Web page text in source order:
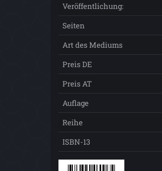
Veröffentlichung:
Seiten
Art des Mediums
Preis DE
Preis AT
Auflage
Reihe
ISBN-13